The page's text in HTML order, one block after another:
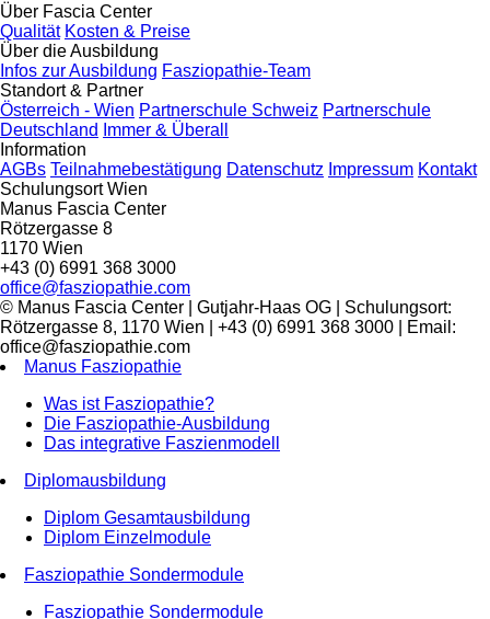
Über Fascia Center
Qualität Kosten & Preise
Über die Ausbildung
Infos zur Ausbildung Fasziopathie-Team
Standort & Partner
Österreich - Wien Partnerschule Schweiz Partnerschule
Deutschland
Immer & Überall
Information
AGBs Teilnahmebestätigung Datenschutz Impressum Kontakt
Schulungsort Wien
Manus Fascia Center
Rötzergasse 8
1170 Wien
+43 (0) 6991 368 3000
office@fasziopathie.com
© Manus Fascia Center | Gutjahr-Haas OG | Schulungsort:
Rötzergasse 8, 1170 Wien | +43 (0) 6991 368 3000 | Email:
office@fasziopathie.com
Manus Fasziopathie
Was ist Fasziopathie?
Die Fasziopathie-Ausbildung
Das integrative Faszienmodell
Diplomausbildung
Diplom Gesamtausbildung
Diplom Einzelmodule
Fasziopathie Sondermodule
Fasziopathie Sondermodule